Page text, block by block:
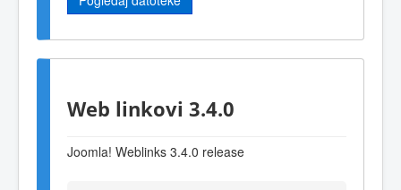
Web linkovi 3.4.0
Joomla! Weblinks 3.4.0 release